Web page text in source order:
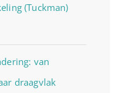
(Tuckman)
van
draagvlak